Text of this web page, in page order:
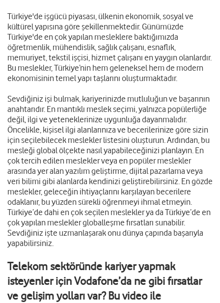
Türkiye'de işgücü piyasası, ülkenin ekonomik, sosyal ve
kültürel yapısına göre şekillenmektedir. Günümüzde
Türkiye'de en çok yapılan mesleklere baktığımızda
öğretmenlik, mühendislik, sağlık çalışanı, esnaflık,
memuriyet, tekstil işçisi, hizmet çalışanı en yaygın olanlardır.
Bu meslekler, Türkiye’nin hem geleneksel hem de modern
ekonomisinin temel yapı taşlarını oluşturmaktadır.
Sevdiğiniz işi bulmak, kariyerinizde mutluluğun ve başarının
anahtarıdır. En mantıklı meslek seçimi, yalnızca popülerliğe
değil, ilgi ve yeteneklerinize uygunluğa dayanmalıdır.
Öncelikle, kişisel ilgi alanlarınıza ve becerilerinize göre sizin
için seçilebilecek meslekler listesini oluşturun. Ardından, bu
mesleği global ölçekte nasıl yapabileceğinizi planlayın. En
çok tercih edilen meslekler veya en popüler meslekler
arasında yer alan yazılım geliştirme, dijital pazarlama veya
veri bilimi gibi alanlarda kendinizi geliştirebilirsiniz. En gözde
meslekler, geleceğin ihtiyaçlarını karşılayan becerilere
odaklanır, bu yüzden sürekli öğrenmeyi ihmal etmeyin.
Türkiye’de dahi en çok seçilen meslekler ya da Türkiye’de en
çok yapılan meslekler globalleşme fırsatları sunabilir.
Sevdiğiniz işte uzmanlaşarak onu dünya çapında başarıyla
yapabilirsiniz.
Telekom sektöründe kariyer yapmak
isteyenler için Vodafone’da ne gibi fırsatlar
ve gelişim yolları var? Bu video ile